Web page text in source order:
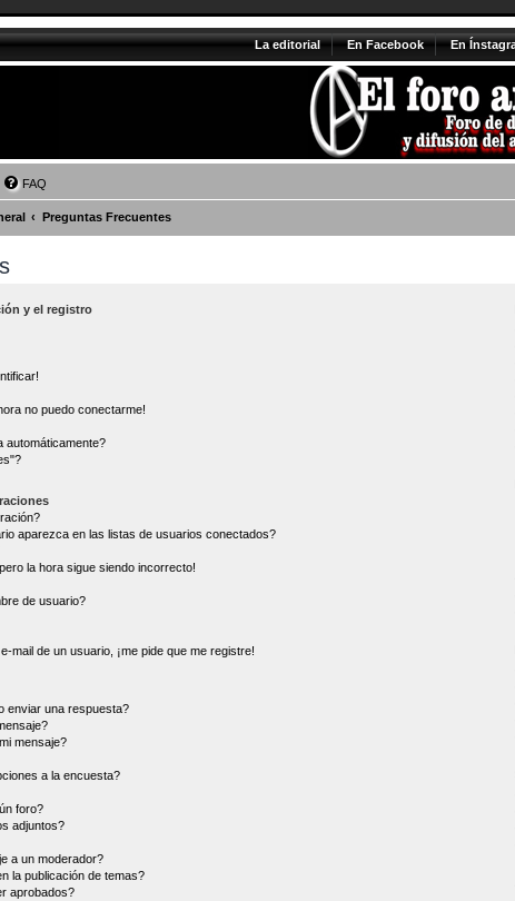
La editorial En Facebook En
FAQ
Preguntas Frecuentes
y el registro
no puedo conectarme!
automáticamente?
aparezca en las listas de usuarios conectados?
la hora sigue siendo incorrecto!
de usuario?
mail de un usuario, ¡me pide que me registre!
enviar una respuesta?
mensaje?
a la encuesta?
foro?
adjuntos?
a un moderador?
la publicación de temas?
aprobados?